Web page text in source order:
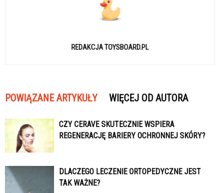
REDAKCJA TOYSBOARD.PL
POWIĄZANE ARTYKUŁY WIĘCEJ OD AUTORA
CZY CERAVE SKUTECZNIE WSPIERA
REGENERACJĘ BARIERY OCHRONNEJ SKÓRY?
DLACZEGO LECZENIE ORTOPEDYCZNE JEST
TAK WAŻNE?